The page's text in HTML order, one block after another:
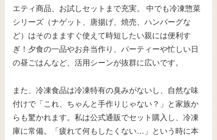
エティ商品、お試しセットまで充実。 中でも冷凍惣菜
シリーズ（ナゲット、唐揚げ、焼売、ハンバーグな
ど）はそのまますぐ使えて時短したい親には便利す
ぎ！夕食の一品やお弁当作り、パーティーや忙しい日
の昼ごはんなど、活用シーンが抜群に広いです。
また、冷凍食品は冷凍特有の臭みがないし、自然な味
付けで「これ、ちゃんと手作りじゃない？」と家族か
らも驚かれます。私は公式通販でセット購入し、冷凍
庫に常備。「疲れて何もしたくない…」という時に本